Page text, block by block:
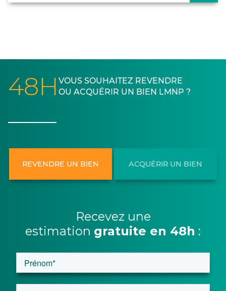
48H VOUS SOUHAITEZ REVENDRE
OU ACQUÉRIR UN BIEN LMNP ?
REVENDRE UN BIEN ACQUÉRIR UN BIEN